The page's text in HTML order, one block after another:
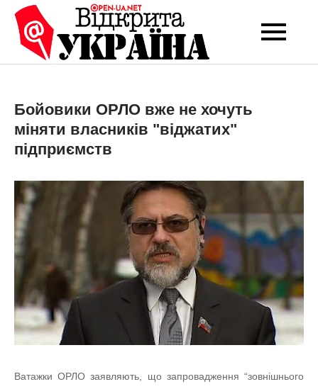
Перейти
вмісту
Open-UA
NET
Це ваше надійне
експертних думок
Бойовики ОРЛО вже не хочуть
міняти власників "віджатих"
підприємств
Ватажки ОРЛО заявляють, що запровадження “зовнішнього